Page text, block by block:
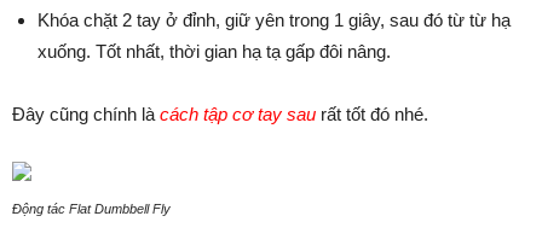
Khóa chặt 2 tay ở đỉnh, giữ yên trong 1 giây, sau đó từ từ hạ
xuống. Tốt nhất, thời gian hạ tạ gấp đôi nâng.
Đây cũng chính là cách tập cơ tay sau rất tốt đó nhé.
Động tác Flat Dumbbell Fly